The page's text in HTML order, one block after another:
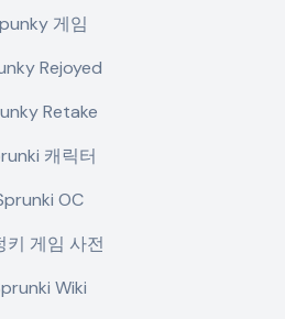
게임
Rejoyed
Retake
캐릭터
OC
키 게임 사전
Wiki